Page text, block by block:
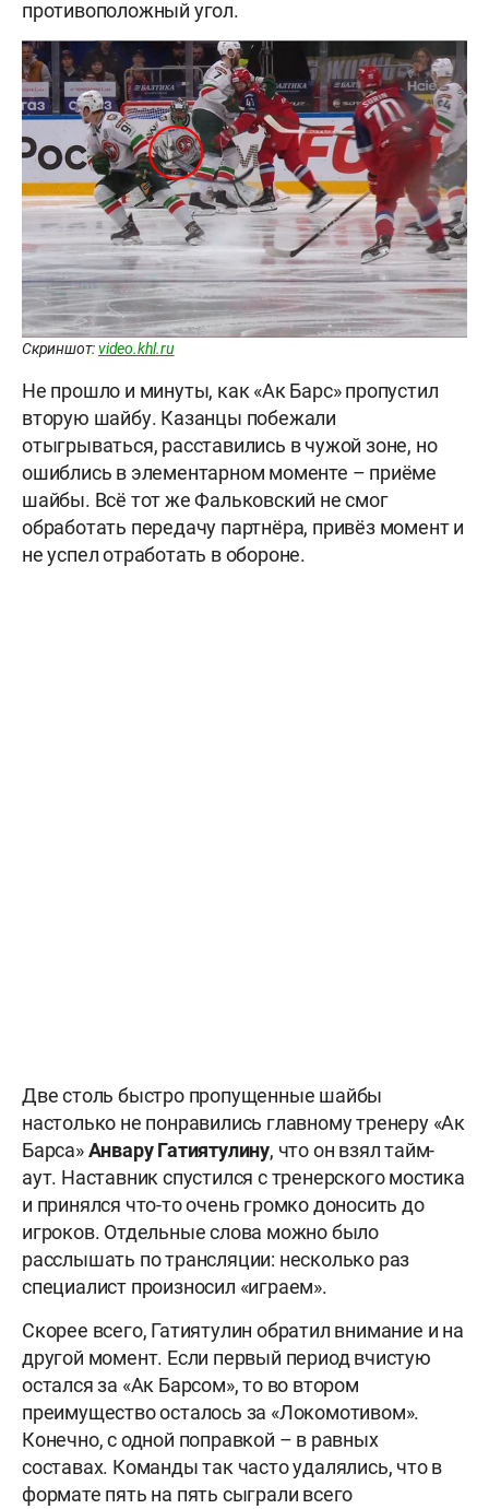
противоположный угол.
Скриншот:video.khl.ru
Не прошло и минуты, как «Ак Барс» пропустил
вторую шайбу. Казанцы побежали
отыгрываться, расставились в чужой зоне, но
ошиблись в элементарном моменте – приёме
шайбы. Всё тот же Фальковский не смог
обработать передачу партнёра, привёз момент и
не успел отработать в обороне.
Две столь быстро пропущенные шайбы
настолько не понравились главному тренеру «Ак
Барса»Анвару Гатиятулину, что он взял тайм-
аут. Наставник спустился с тренерского мостика
и принялся что-то очень громко доносить до
игроков. Отдельные слова можно было
расслышать по трансляции: несколько раз
специалист произносил «играем».
Скорее всего, Гатиятулин обратил внимание и на
другой момент. Если первый период вчистую
остался за «Ак Барсом», то во втором
преимущество осталось за «Локомотивом».
Конечно, с одной поправкой – в равных
составах. Команды так часто удалялись, что в
формате пять на пять сыграли всего